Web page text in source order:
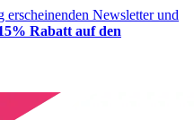
erscheinenden Newsletter und
Rabatt auf den